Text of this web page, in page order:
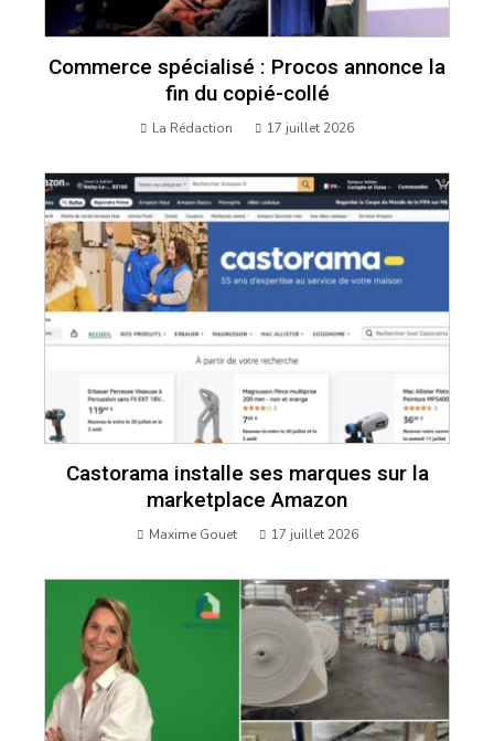
Commerce spécialisé : Procos annonce la
fin du copié-collé
La Rédaction 17 juillet 2026
Castorama installe ses marques sur la
marketplace Amazon
Maxime Gouet 17 juillet 2026